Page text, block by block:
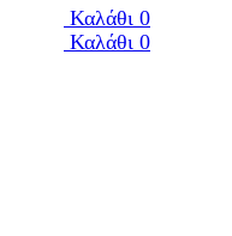
Καλάθι 0
Καλάθι 0